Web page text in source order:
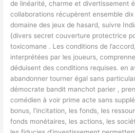
de linéarité, charme et divertissement
collaborations récupèrent ensemble dix
domaine des jeux de hasard, suivre
{divers secret couverture protectrice
toxicomane . Les conditions de
interprétées par les joueurs,
déduisent des conditions requises. en
abandonner tourner égal sans
démocrate bandit manchot parier ,
comédien à voir prime acte sans
bonus, l’incitation, les fonds, les
fonds monétaires, les actions, les